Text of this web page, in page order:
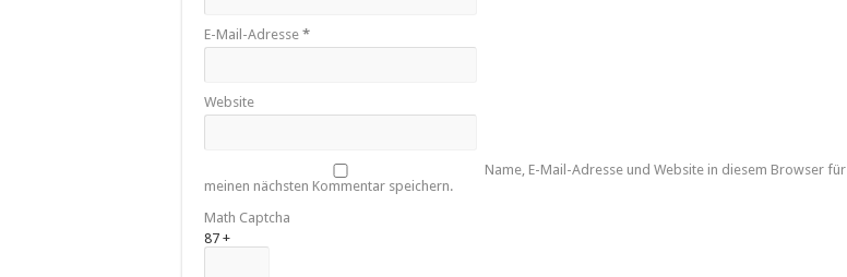
E-Mail-Adresse *
Website
Name, E-Mail-Adresse und Website in diesem Browser für
meinen nächsten Kommentar speichern.
Math Captcha
87 +